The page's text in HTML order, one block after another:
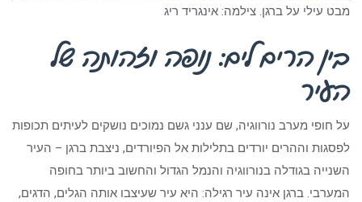
מבט עילי על ברגן. צילמה: אינגריד ריג
בין הרים לים: נופה וזהותה של
העיר
על חופי מערב נורווגיה, שם ענני גשם נמוכים נושקים לעיתים תכופות
לפסגות וההרים יורדים בתלילות אל הפיורדים, ניצבת ברגן – העיר
השנייה בגודלה בנורווגיה והנמל הגדול והחשוב ביותר בחופה
המערבי. ברגן אינה עיר רגילה: היא עיר שעיצבו אותה הגלים, הדגים,